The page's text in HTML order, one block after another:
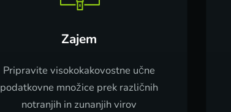
Zajem
Pripravite visokokakovostne učne
podatkovne množice prek različnih
notranjih in zunanjih virov